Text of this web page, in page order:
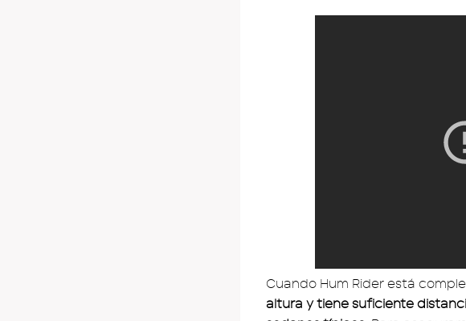
Cuando Hum Rider está
altura y tiene suficiente